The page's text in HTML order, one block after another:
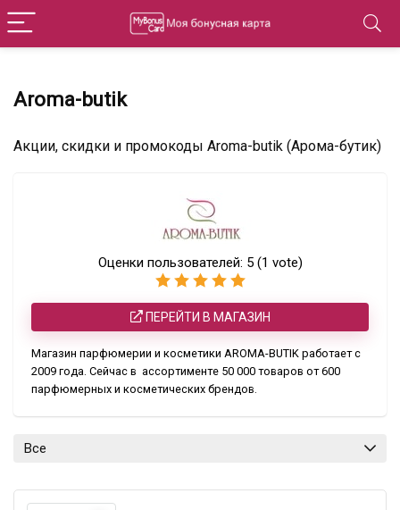
Aroma-butik
Акции, скидки и промокоды Aroma-butik (Арома-бутик)
Оценки пользователей: 5 (1 vote)
ПЕРЕЙТИ В МАГАЗИН
Магазин парфюмерии и косметики AROMA-BUTIK работает с
2009 года. Сейчас в ассортименте 50 000 товаров от 600
парфюмерных и косметических брендов.
Все